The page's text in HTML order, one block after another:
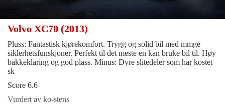
Volvo XC70 (2013)
Pluss: Fantastisk kjørekomfort. Trygg og solid bil med mmge
siklerhetsfunskjoner. Perfekt til det meste en kan bruke bil til. Høy
bakkeklaring og god plass. Minus: Dyre slitedeler som har kostet
sk
Score 6.6
Vurdert av ko-stens